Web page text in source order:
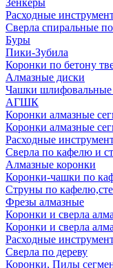
Зенкеры
Расходные
Сверла спиральные
Буры
Пики-Зубила
Коронки по бетону
Алмазные диски
Чашки шлифовальные
АГШК
Коронки алмазные
Коронки алмазные
Расходные
Сверла по кафелю и
Алмазные коронки
Коронки-чашки по
Струны по
Фрезы алмазные
Коронки и сверла
Коронки и сверла
Расходные
Сверла по дереву
Коронки, Пилы